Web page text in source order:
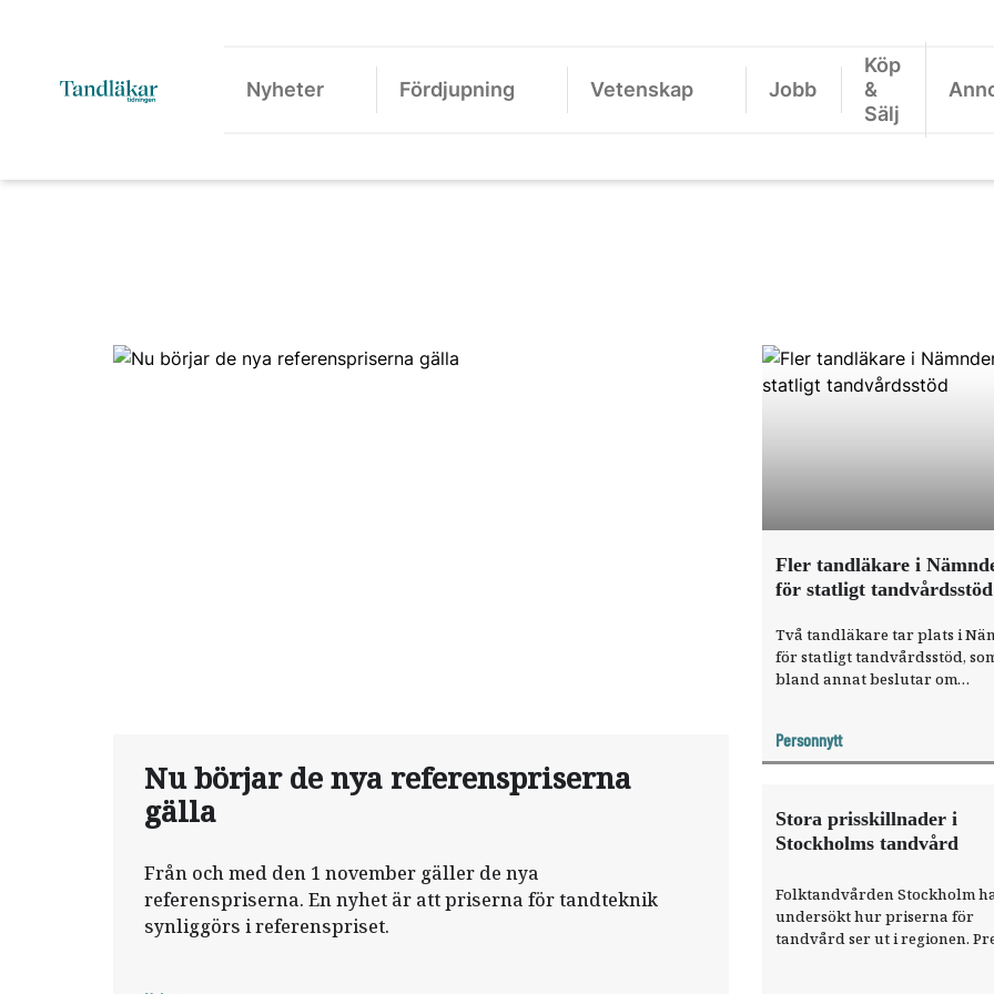
Nyheter Fördjupning Vetenskap Jobb
Köp
&
Sälj
Nu börjar de nya referenspriserna
gälla
Från och med den 1 november gäller de nya
referenspriserna. En nyhet är att priserna för tandteknik
synliggörs i referenspriset.
Fler tandläkare i
för statligt tandvårdsstöd
Två tandläkare tar plats i
för statligt tandvårdsstöd,
bland annat beslutar om
Personnytt
Stora prisskillnader i
Stockholms tandvård
Folktandvården Stockholm
undersökt hur priserna för
tandvård ser ut i regionen.